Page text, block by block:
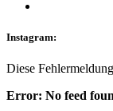
Instagram:
Diese
Error: No feed